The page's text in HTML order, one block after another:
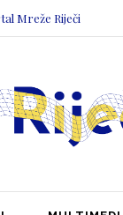
Mreže Riječi